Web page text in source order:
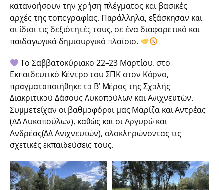
κατανοήσουν την χρήση πλέγματος και βασικές
αρχές της τοπογραφίας. Παράλληλα, εξάσκησαν και
οι ίδιοι τις δεξιότητές τους, σε ένα διαφορετικό και
παιδαγωγικά δημιουργικό πλαίσιο.
Το Σαββατοκύριακο 22–23 Μαρτίου, στο
Εκπαιδευτικό Κέντρο του ΣΠΚ στον Κόρνο,
πραγματοποιήθηκε το Β’ Μέρος της Σχολής
Διακριτικού Δάσους Λυκοπούλων και Ανιχνευτών.
Συμμετείχαν οι βαθμοφόροι μας Μαρίζα και Αντρέας
(ΔΔ Λυκοπούλων), καθώς και οι Αργυρώ και
Ανδρέας(ΔΔ Ανιχνευτών), ολοκληρώνοντας τις
σχετικές εκπαιδεύσεις τους.